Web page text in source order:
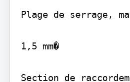
Plage de serrage,
1,5 mm�
Section de